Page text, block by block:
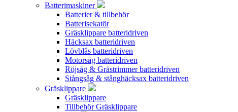
Batterimaskiner
Batterier & tillbehör
Batterisekatör
Gräsklippare batteridriven
Häcksax batteridriven
Lövblås batteridriven
Motorsåg batteridriven
Röjsåg & Grästrimmer batteridriven
Stångsåg & stånghäcksax batteridriven
Gräsklippare
Gräsklippare
Tillbehör Gräsklippare